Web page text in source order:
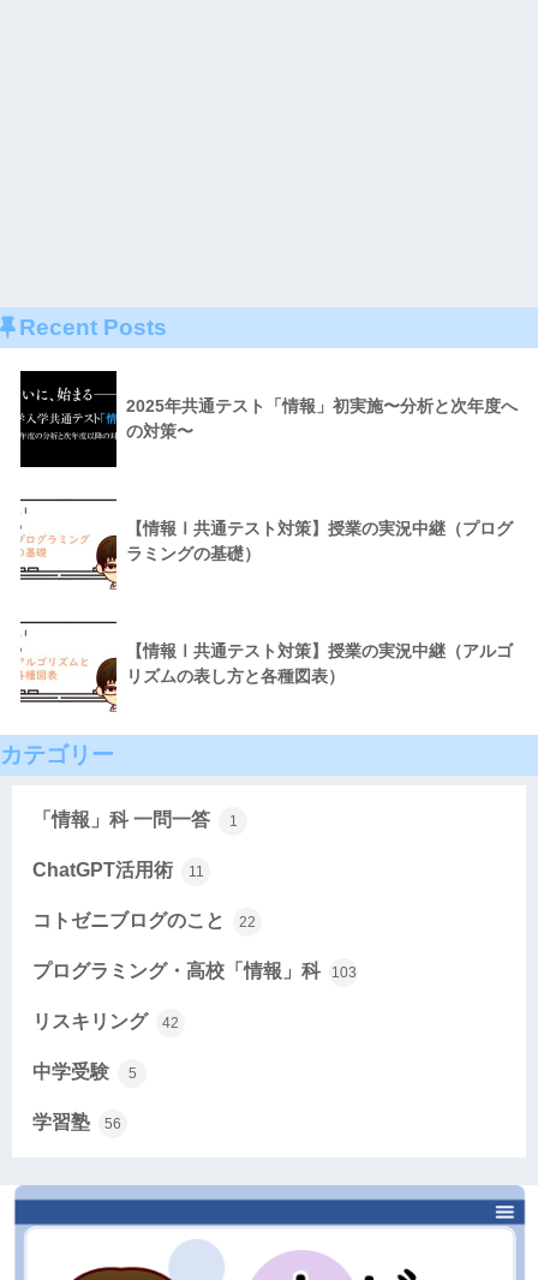
Recent Posts
2025年共通テスト「情報」初実施〜分析と次年度へ
の対策〜
【情報Ⅰ共通テスト対策】授業の実況中継（プログ
ラミングの基礎）
【情報Ⅰ共通テスト対策】授業の実況中継（アルゴ
リズムの表し方と各種図表）
カテゴリー
「情報」科 一問一答 1
ChatGPT活用術 11
コトゼニブログのこと 22
プログラミング・高校「情報」科 103
リスキリング 42
中学受験 5
学習塾 56